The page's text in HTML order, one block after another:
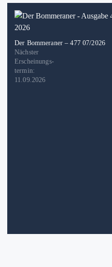
Der Bommeraner – 477 07/2026
Nächster
Erscheinungs-
termin:
11.09.2026